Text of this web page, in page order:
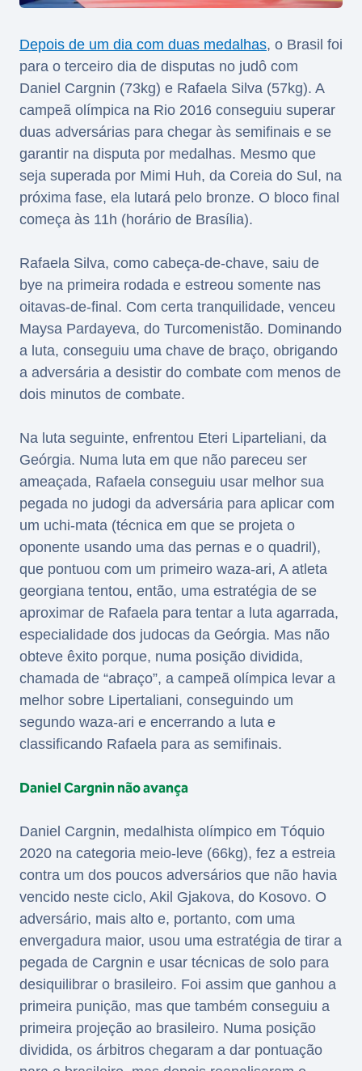
Depois de um dia com duas medalhas, o Brasil foi
para o terceiro dia de disputas no judô com
Daniel Cargnin (73kg) e Rafaela Silva (57kg). A
campeã olímpica na Rio 2016 conseguiu superar
duas adversárias para chegar às semifinais e se
garantir na disputa por medalhas. Mesmo que
seja superada por Mimi Huh, da Coreia do Sul, na
próxima fase, ela lutará pelo bronze. O bloco final
começa às 11h (horário de Brasília).
Rafaela Silva, como cabeça-de-chave, saiu de
bye na primeira rodada e estreou somente nas
oitavas-de-final. Com certa tranquilidade, venceu
Maysa Pardayeva, do Turcomenistão. Dominando
a luta, conseguiu uma chave de braço, obrigando
a adversária a desistir do combate com menos de
dois minutos de combate.
Na luta seguinte, enfrentou Eteri Liparteliani, da
Geórgia. Numa luta em que não pareceu ser
ameaçada, Rafaela conseguiu usar melhor sua
pegada no judogi da adversária para aplicar com
um uchi-mata (técnica em que se projeta o
oponente usando uma das pernas e o quadril),
que pontuou com um primeiro waza-ari, A atleta
georgiana tentou, então, uma estratégia de se
aproximar de Rafaela para tentar a luta agarrada,
especialidade dos judocas da Geórgia. Mas não
obteve êxito porque, numa posição dividida,
chamada de “abraço”, a campeã olímpica levar a
melhor sobre Lipertaliani, conseguindo um
segundo waza-ari e encerrando a luta e
classificando Rafaela para as semifinais.
Daniel Cargnin não avança
Daniel Cargnin, medalhista olímpico em Tóquio
2020 na categoria meio-leve (66kg), fez a estreia
contra um dos poucos adversários que não havia
vencido neste ciclo, Akil Gjakova, do Kosovo. O
adversário, mais alto e, portanto, com uma
envergadura maior, usou uma estratégia de tirar a
pegada de Cargnin e usar técnicas de solo para
desiquilibrar o brasileiro. Foi assim que ganhou a
primeira punição, mas que também conseguiu a
primeira projeção ao brasileiro. Numa posição
dividida, os árbitros chegaram a dar pontuação